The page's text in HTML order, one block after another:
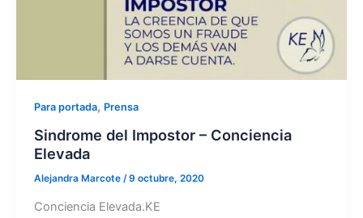
Para portada, Prensa
Sindrome del Impostor – Conciencia
Elevada
Alejandra Marcote /9 octubre, 2020
Conciencia Elevada.KE